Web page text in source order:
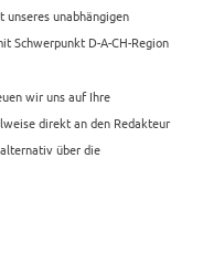
unabhängigen
Schwerpunkt D-A-CH-Region
wir uns auf Ihre
direkt an den Redakteur
über die